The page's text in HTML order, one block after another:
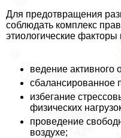
Для предотвращения
соблюдать комплекс
этиологические факторы
ведение активного
сбалансированное
избегание
физических
проведение
воздухе;